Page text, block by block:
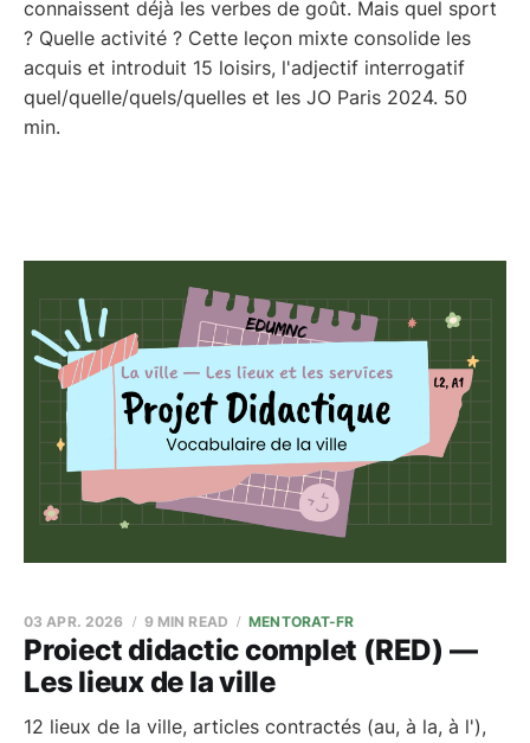
connaissent déjà les verbes de goût. Mais quel sport
? Quelle activité ? Cette leçon mixte consolide les
acquis et introduit 15 loisirs, l'adjectif interrogatif
quel/quelle/quels/quelles et les JO Paris 2024. 50
min.
Proiect didactic complet (RED) —
Les lieux de la ville
03 APR. 2026 9 MIN READ MENTORAT-FR
12 lieux de la ville, articles contractés (au, à la, à l'),